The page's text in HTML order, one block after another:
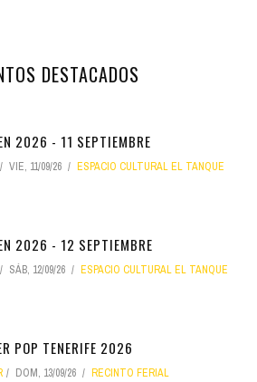
DESTACADOS
2026 - 11 SEPTIEMBRE
VIE, 11/09/26 ESPACIO CULTURAL EL TANQUE
2026 - 12 SEPTIEMBRE
SÁB, 12/09/26 ESPACIO CULTURAL EL TANQUE
POP TENERIFE 2026
DOM, 13/09/26 RECINTO FERIAL